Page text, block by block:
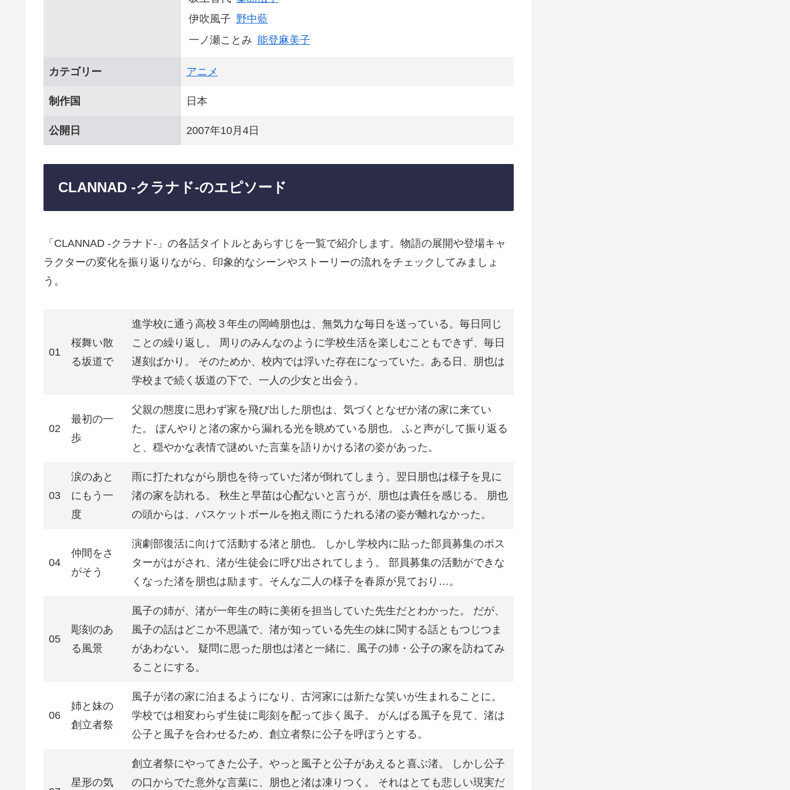
伊吹風子 野中藍
一ノ瀬ことみ 能登麻美子
カテゴリー アニメ
制作国 日本
公開日 2007年10月4日
CLANNAD -クラナド-のエピソード
「CLANNAD -クラナド-」の各話タイトルとあらすじを一覧で紹介します。物語の展開や登場キャ
ラクターの変化を振り返りながら、印象的なシーンやストーリーの流れをチェックしてみましょ
う。
01
桜舞い散
る坂道で
進学校に通う高校３年生の岡崎朋也は、無気力な毎日を送っている。毎日同じ
ことの繰り返し。 周りのみんなのように学校生活を楽しむこともできず、毎日
遅刻ばかり。 そのためか、校内では浮いた存在になっていた。ある日、朋也は
学校まで続く坂道の下で、一人の少女と出会う。
02
最初の一
歩
父親の態度に思わず家を飛び出した朋也は、気づくとなぜか渚の家に来てい
た。 ぼんやりと渚の家から漏れる光を眺めている朋也。 ふと声がして振り返る
と、穏やかな表情で謎めいた言葉を語りかける渚の姿があった。
03
涙のあと
にもう一
度
雨に打たれながら朋也を待っていた渚が倒れてしまう。翌日朋也は様子を見に
渚の家を訪れる。 秋生と早苗は心配ないと言うが、朋也は責任を感じる。 朋也
の頭からは、バスケットボールを抱え雨にうたれる渚の姿が離れなかった。
04
仲間をさ
がそう
演劇部復活に向けて活動する渚と朋也。 しかし学校内に貼った部員募集のポス
ターがはがされ、渚が生徒会に呼び出されてしまう。 部員募集の活動ができな
くなった渚を朋也は励ます。そんな二人の様子を春原が見ており…。
05
彫刻のあ
る風景
風子の姉が、渚が一年生の時に美術を担当していた先生だとわかった。 だが、
風子の話はどこか不思議で、渚が知っている先生の妹に関する話ともつじつま
があわない。 疑問に思った朋也は渚と一緒に、風子の姉・公子の家を訪ねてみ
ることにする。
06
姉と妹の
創立者祭
風子が渚の家に泊まるようになり、古河家には新たな笑いが生まれることに。
学校では相変わらず生徒に彫刻を配って歩く風子。 がんばる風子を見て、渚は
公子と風子を合わせるため、創立者祭に公子を呼ぼうとする。
星形の気
創立者祭にやってきた公子。やっと風子と公子があえると喜ぶ渚。 しかし公子
の口からでた意外な言葉に、朋也と渚は凍りつく。 それはとても悲しい現実だ